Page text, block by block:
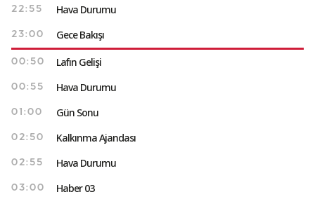
22:55 Hava Durumu
23:00 Gece Bakışı
00:50 Lafın Gelişi
00:55 Hava Durumu
01:00 Gün Sonu
02:50 Kalkınma Ajandası
02:55 Hava Durumu
03:00 Haber 03